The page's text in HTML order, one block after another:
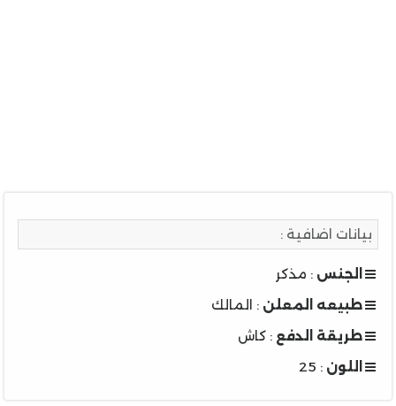
بيانات اضافية :
الجنس : مذكر
طبيعه المعلن : المالك
طريقة الدفع : كاش
اللون : 25